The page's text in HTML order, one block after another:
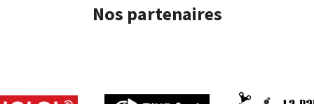
Nos partenaires